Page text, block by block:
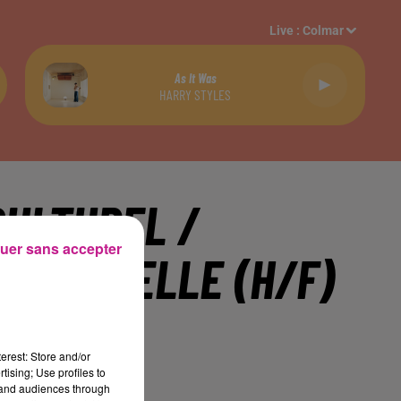
Live :Colmar
As It Was
HARRY STYLES
/
(H/F)
Store and/or
Use profiles to
audiences through
sans accepter